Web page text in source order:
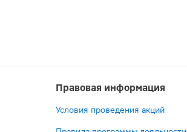
Правовая информация
Условия проведения акций